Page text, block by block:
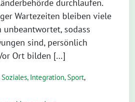
durchlaufen.
Wartezeiten bleiben viele
unbeantwortet, sodass
sind, persönlich
Ort bilden […]
Soziales, Integration, Sport,